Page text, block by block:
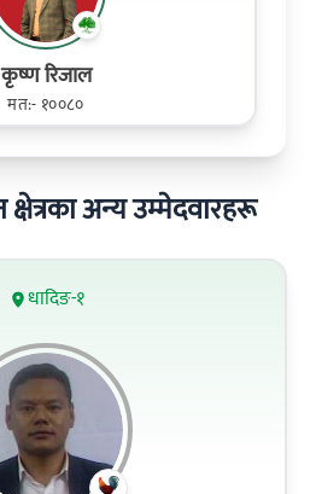
कृष्ण रिजाल
मत:- १००८०
क्षेत्रका अन्य उम्मेदवारहरू
धादिङ-१